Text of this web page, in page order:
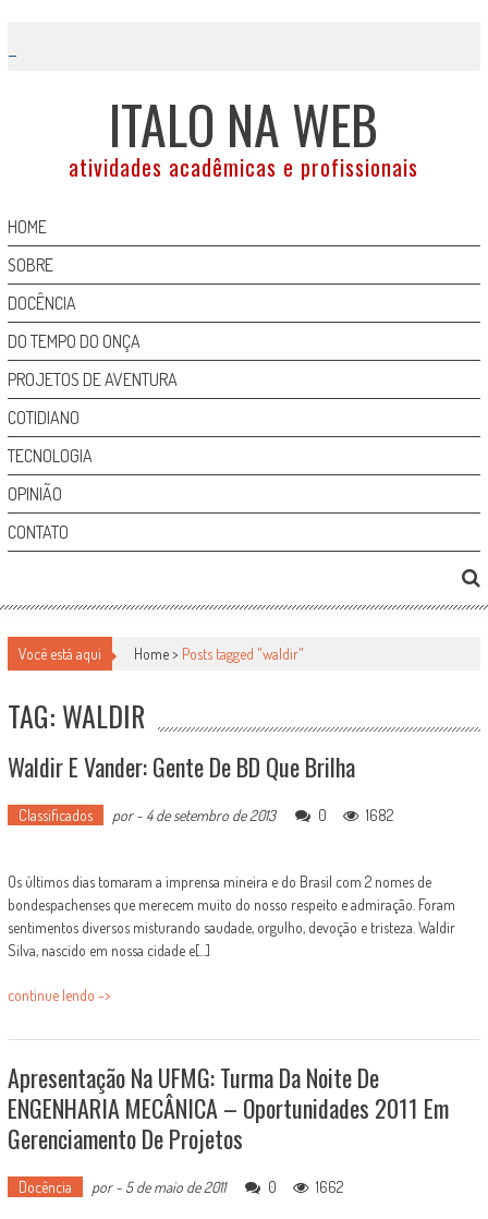
content
ITALO NA WEB
atividades acadêmicas e profissionais
HOME
SOBRE
DOCÊNCIA
DO TEMPO DO ONÇA
PROJETOS DE AVENTURA
COTIDIANO
TECNOLOGIA
OPINIÃO
CONTATO
Você está aqui Home > Posts tagged "waldir"
TAG: WALDIR
Waldir E Vander: Gente De BD Que Brilha
Classificados por- 4 de setembro de 2013 0 1682
Os últimos dias tomaram a imprensa mineira e do Brasil com 2 nomes de
bondespachenses que merecem muito do nosso respeito e admiração. Foram
sentimentos diversos misturando saudade, orgulho, devoção e tristeza. Waldir
Silva, nascido em nossa cidade e[...]
continue lendo ->
Apresentação Na UFMG: Turma Da Noite De
ENGENHARIA MECÂNICA – Oportunidades 2011 Em
Gerenciamento De Projetos
Docência por- 5 de maio de 2011 0 1662